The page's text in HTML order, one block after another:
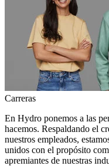
Carreras
En Hydro ponemos a las
hacemos. Respaldando el
nuestros empleados,
unidos con el propósito
apremiantes de nuestras